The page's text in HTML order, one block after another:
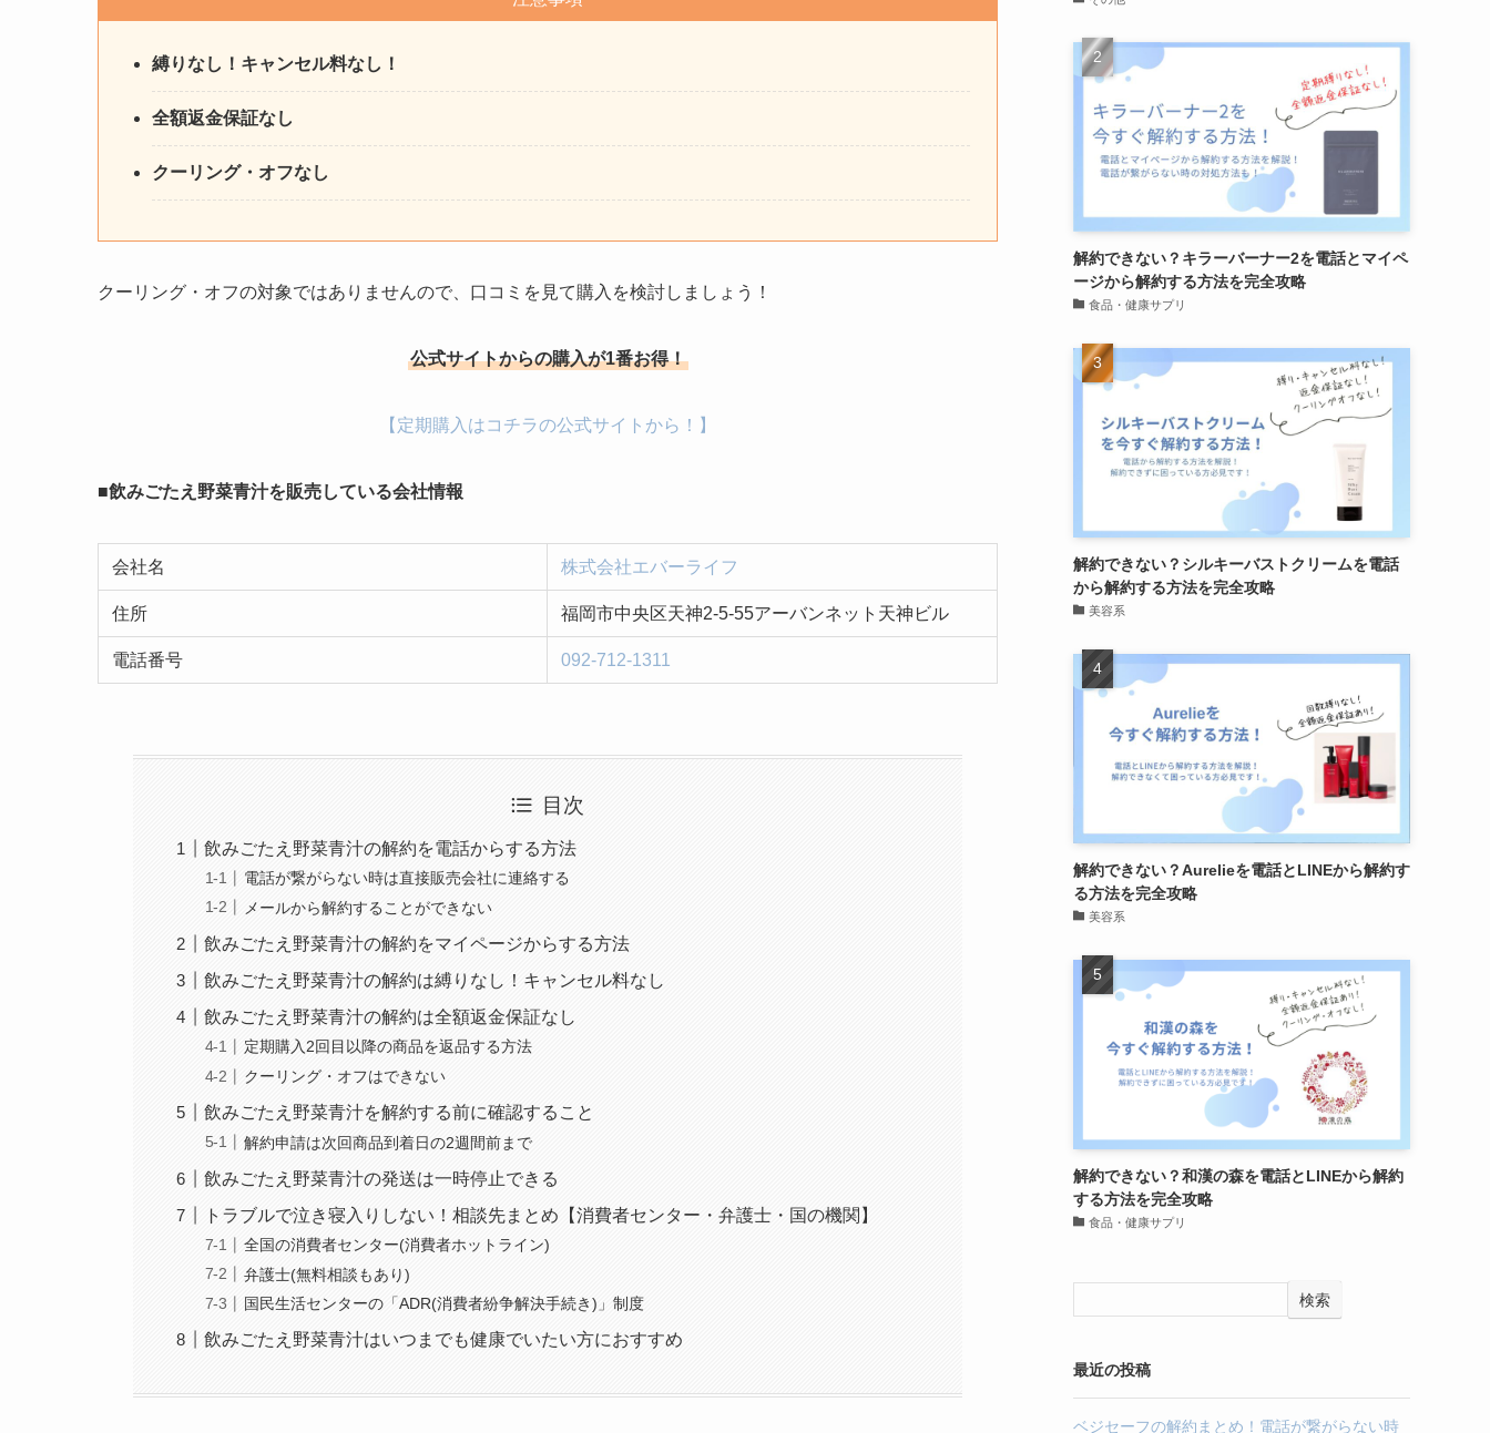
縛りなし！キャンセル料なし！
全額返金保証なし
クーリング・オフなし
クーリング・オフの対象ではありませんので、口コミを見て購入を検討しましょう！
公式サイトからの購入が1番お得！
【定期購入はコチラの公式サイトから！】
■飲みごたえ野菜青汁を販売している会社情報
会社名 株式会社エバーライフ
住所 福岡市中央区天神2-5-55アーバンネット天神ビル
電話番号 092-712-1311
目次
飲みごたえ野菜青汁の解約を電話からする方法
電話が繋がらない時は直接販売会社に連絡する
メールから解約することができない
飲みごたえ野菜青汁の解約をマイページからする方法
飲みごたえ野菜青汁の解約は縛りなし！キャンセル料なし
飲みごたえ野菜青汁の解約は全額返金保証なし
定期購入2回目以降の商品を返品する方法
クーリング・オフはできない
飲みごたえ野菜青汁を解約する前に確認すること
解約申請は次回商品到着日の2週間前まで
飲みごたえ野菜青汁の発送は一時停止できる
トラブルで泣き寝入りしない！相談先まとめ【消費者センター・弁護士・国の機関】
全国の消費者センター(消費者ホットライン)
弁護士(無料相談もあり)
国民生活センターの「ADR(消費者紛争解決手続き)」制度
飲みごたえ野菜青汁はいつまでも健康でいたい方におすすめ
解約できない？キラーバーナー2を電話とマイペ
ージから解約する方法を完全攻略
食品・健康サプリ
解約できない？シルキーバストクリームを電話
から解約する方法を完全攻略
美容系
解約できない？Aurelieを電話とLINEから解約す
る方法を完全攻略
美容系
解約できない？和漢の森を電話とLINEから解約
する方法を完全攻略
食品・健康サプリ
検索
最近の投稿
ベジセーフの解約まとめ！電話が繋がらない時